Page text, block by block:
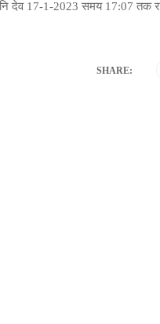
देव 17-1-2023 समय 17:07 तक
SHARE: